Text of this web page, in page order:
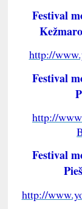
Festival
http://
Festival
http://
Festival
http://